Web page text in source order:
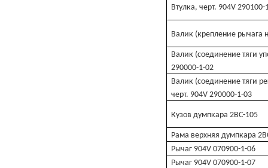
Втулка, черт. 904V 290100-
Валик (крепление рычага
Валик (соединение тяги
290000-1-02
Валик (соединение тяги
черт. 904V 290000-1-03
Кузов думпкара 2ВС-105
Рама верхняя думпкара
Рычаг 904V 070900-1-06
Рычаг 904V 070900-1-07